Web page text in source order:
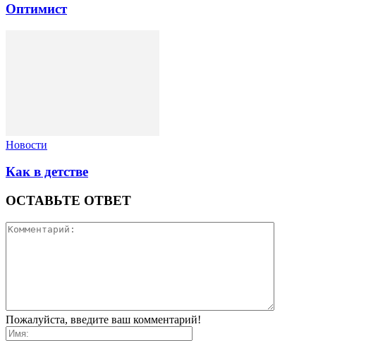
Оптимист
Новости
Как в детстве
ОСТАВЬТЕ ОТВЕТ
Пожалуйста, введите ваш комментарий!